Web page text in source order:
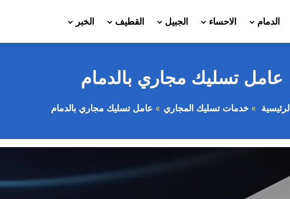
الدمام الاحساء الجبيل القطيف الخبر
عامل تسليك مجاري بالدمام
الرئيسية خدمات تسليك المجاري عامل تسليك مجاري بالدمام